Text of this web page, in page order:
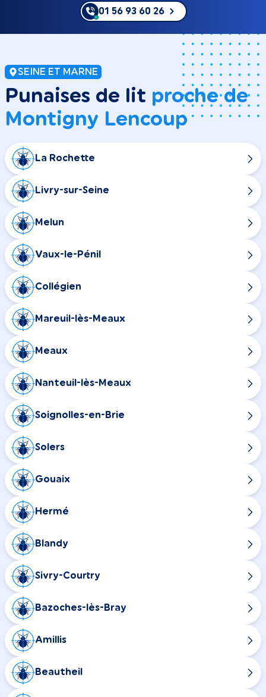
01 56 93 60 26
SEINE ET MARNE
Punaises de lit proche de
Montigny Lencoup
La Rochette
Livry-sur-Seine
Melun
Vaux-le-Pénil
Collégien
Mareuil-lès-Meaux
Meaux
Nanteuil-lès-Meaux
Soignolles-en-Brie
Solers
Gouaix
Hermé
Blandy
Sivry-Courtry
Bazoches-lès-Bray
Amillis
Beautheil